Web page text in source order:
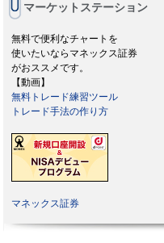
マーケットステーション
無料で便利なチャートを
使いたいならマネックス証券
がおススメです。
【動画】
無料トレード練習ツール
トレード手法の作り方
マネックス証券